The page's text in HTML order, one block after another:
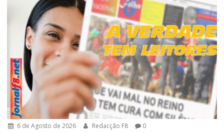
6 de Agosto de 2026 Redacção F8 0